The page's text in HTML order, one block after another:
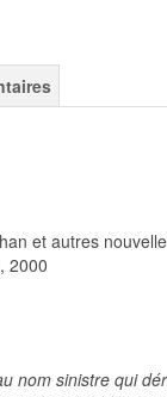
et autres
2000
nom sinistre qui